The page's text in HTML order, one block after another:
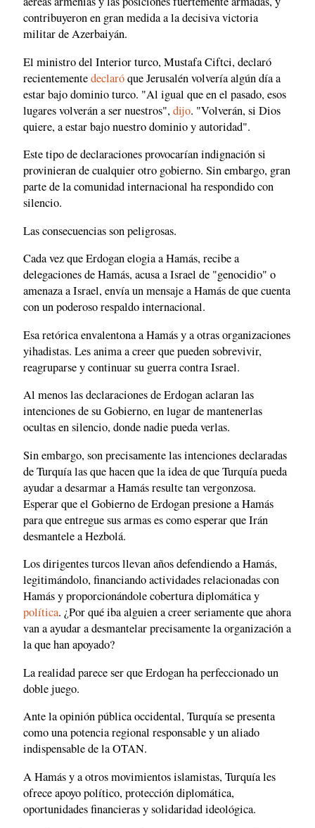
contribuyeron en gran medida a la decisiva victoria
militar de Azerbaiyán.
El ministro del Interior turco, Mustafa Ciftci, declaró
recientementedeclaróque Jerusalén volvería algún día a
estar bajo dominio turco. "Al igual que en el pasado, esos
lugares volverán a ser nuestros",dijo. "Volverán, si Dios
quiere, a estar bajo nuestro dominio y autoridad".
Este tipo de declaraciones provocarían indignación si
provinieran de cualquier otro gobierno. Sin embargo, gran
parte de la comunidad internacional ha respondido con
silencio.
Las consecuencias son peligrosas.
Cada vez que Erdogan elogia a Hamás, recibe a
delegaciones de Hamás, acusa a Israel de "genocidio" o
amenaza a Israel, envía un mensaje a Hamás de que cuenta
con un poderoso respaldo internacional.
Esa retórica envalentona a Hamás y a otras organizaciones
yihadistas. Les anima a creer que pueden sobrevivir,
reagruparse y continuar su guerra contra Israel.
Al menos las declaraciones de Erdogan aclaran las
intenciones de su Gobierno, en lugar de mantenerlas
ocultas en silencio, donde nadie pueda verlas.
Sin embargo, son precisamente las intenciones declaradas
de Turquía las que hacen que la idea de que Turquía pueda
ayudar a desarmar a Hamás resulte tan vergonzosa.
Esperar que el Gobierno de Erdogan presione a Hamás
para que entregue sus armas es como esperar que Irán
desmantele a Hezbolá.
Los dirigentes turcos llevan años defendiendo a Hamás,
legitimándolo, financiando actividades relacionadas con
Hamás y proporcionándole cobertura diplomática y
política. ¿Por qué iba alguien a creer seriamente que ahora
van a ayudar a desmantelar precisamente la organización a
la que han apoyado?
La realidad parece ser que Erdogan ha perfeccionado un
doble juego.
Ante la opinión pública occidental, Turquía se presenta
como una potencia regional responsable y un aliado
indispensable de la OTAN.
A Hamás y a otros movimientos islamistas, Turquía les
ofrece apoyo político, protección diplomática,
oportunidades financieras y solidaridad ideológica.